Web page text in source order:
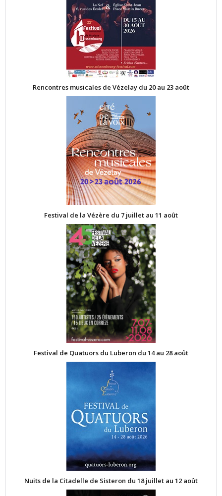
Rencontres musicales de Vézelay du 20 au 23 août
Festival de la Vézère du 7 juillet au 11 août
Festival de Quatuors du Luberon du 14 au 28 août
Nuits de la Citadelle de Sisteron du 18 juillet au 12 août